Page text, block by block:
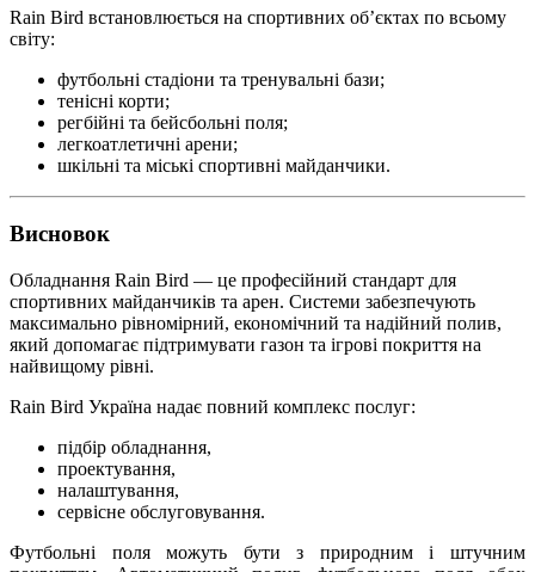
Rain Bird встановлюється на спортивних об’єктах по всьому
світу:
футбольні стадіони та тренувальні бази;
тенісні корти;
регбійні та бейсбольні поля;
легкоатлетичні арени;
шкільні та міські спортивні майданчики.
Висновок
Обладнання Rain Bird — це професійний стандарт для
спортивних майданчиків та арен. Системи забезпечують
максимально рівномірний, економічний та надійний полив,
який допомагає підтримувати газон та ігрові покриття на
найвищому рівні.
Rain Bird Україна надає повний комплекс послуг:
підбір обладнання,
проектування,
налаштування,
сервісне обслуговування.
Футбольні поля можуть бути з природним і штучним